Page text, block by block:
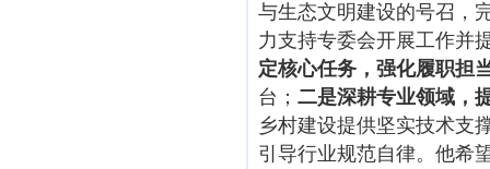
与生态文明建设的号召，
力支持专委会开展工作并
定核心任务，强化履职担
台； 二是深耕专业领域，
乡村建设提供坚实技术支
引导行业规范自律。他希